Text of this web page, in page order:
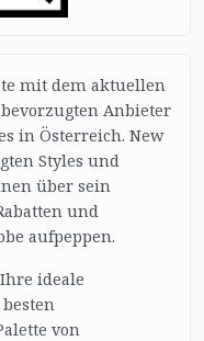
mit dem aktuellen
Anbieter
in Österreich. New
Styles und
über sein
und
aufpeppen.
ideale
von